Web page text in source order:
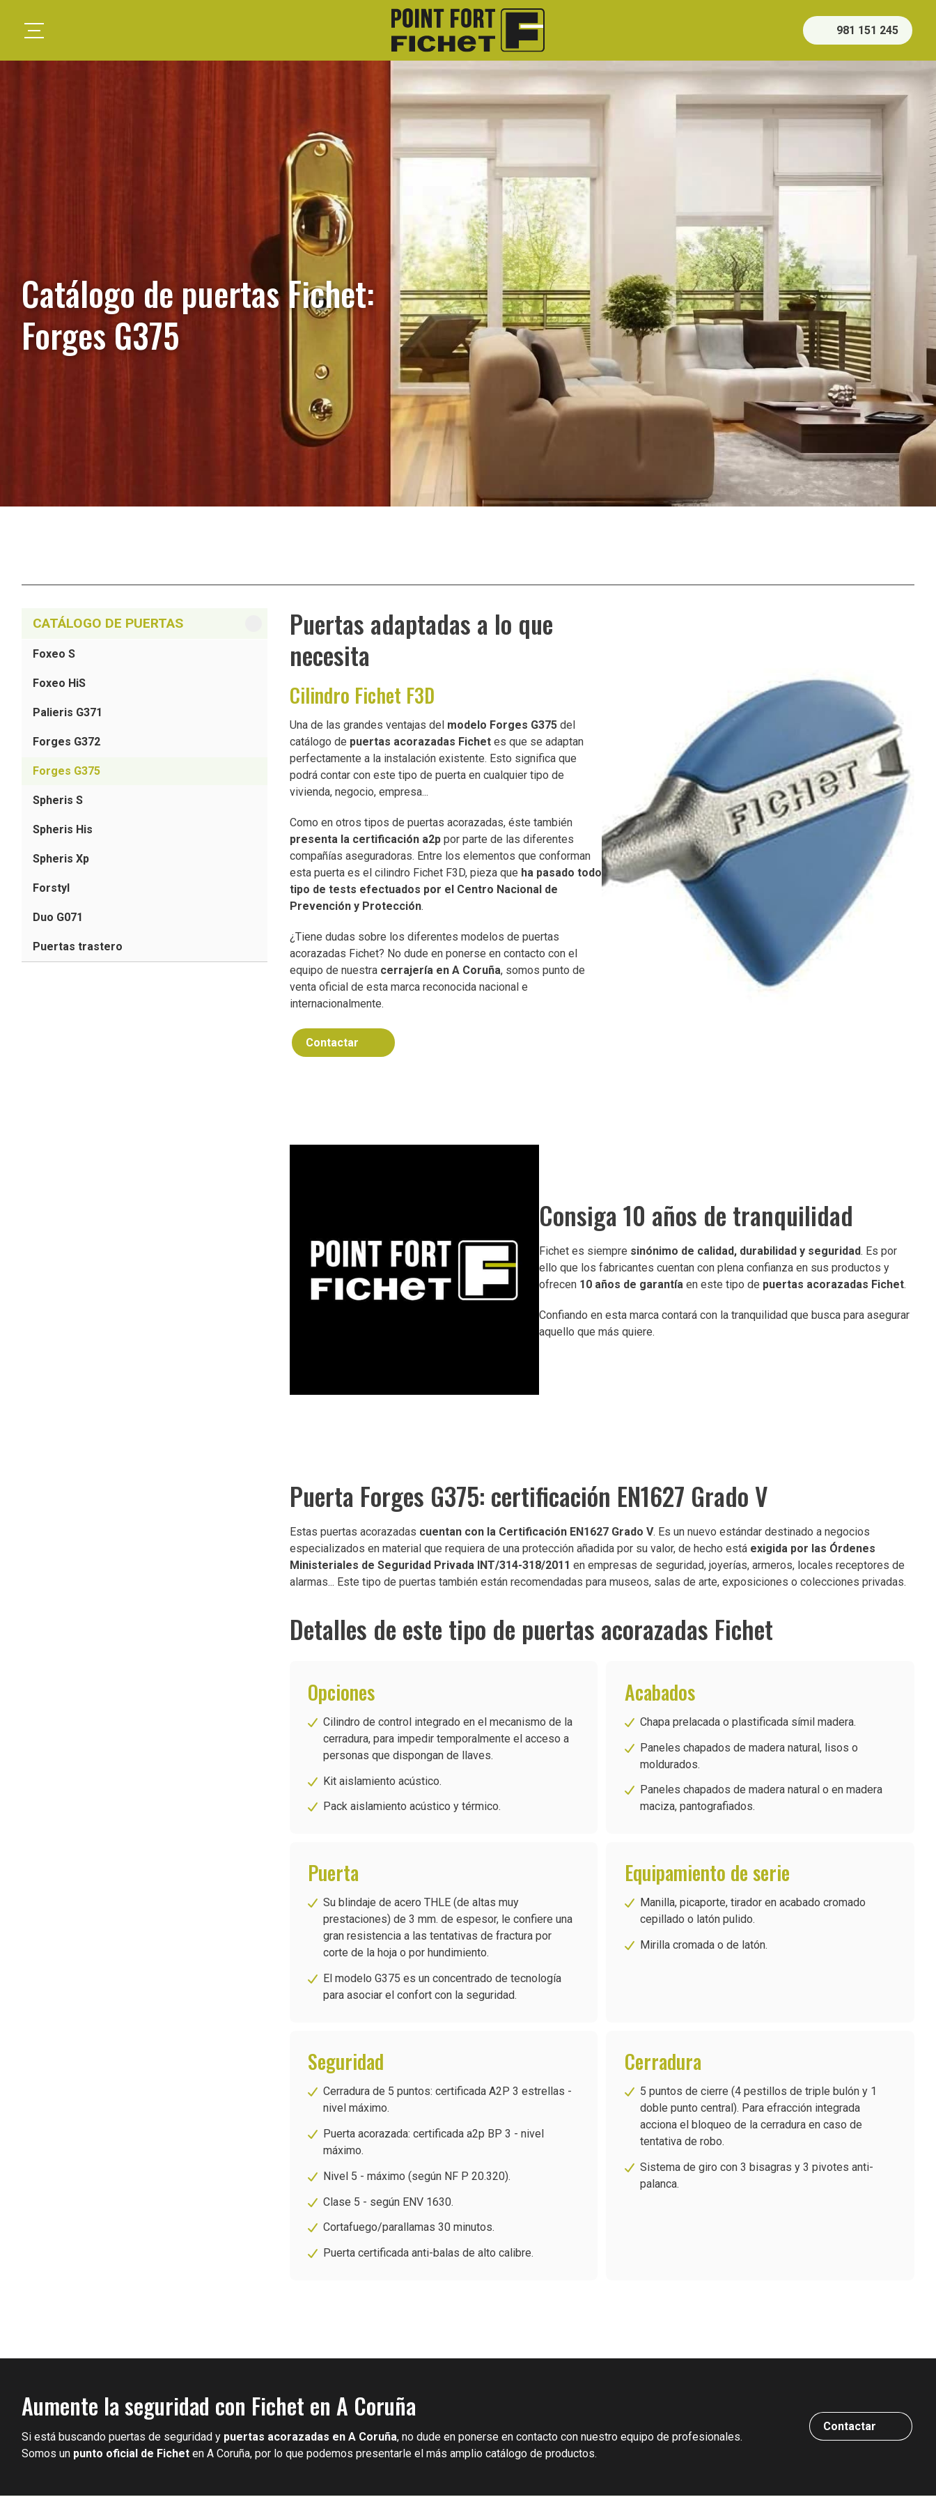
981 151 245
Catálogo de puertas Fichet:
Forges G375
CATÁLOGO DE PUERTAS
Foxeo S
Foxeo HiS
Palieris G371
Forges G372
Forges G375
Spheris S
Spheris His
Spheris Xp
Forstyl
Duo G071
Puertas trastero
Puertas adaptadas a lo que
necesita
Cilindro Fichet F3D
Una de las grandes ventajas del modelo Forges G375del
catálogo de puertas acorazadas Fichetes que se adaptan
perfectamente a la instalación existente. Esto significa que
podrá contar con este tipo de puerta en cualquier tipo de
vivienda, negocio, empresa...
Como en otros tipos de puertas acorazadas, éste también
presenta la certificación a2ppor parte de las diferentes
compañías aseguradoras. Entre los elementos que conforman
esta puerta es el cilindro Fichet F3D, pieza que ha pasado todo
tipo de tests efectuados por el Centro Nacional de
Prevención y Protección.
¿Tiene dudas sobre los diferentes modelos de puertas
acorazadas Fichet? No dude en ponerse en contacto con el
equipo de nuestra cerrajería en A Coruña, somos punto de
venta oficial de esta marca reconocida nacional e
internacionalmente.
Contactar
Consiga 10 años de tranquilidad
Fichet es siempre sinónimo de calidad, durabilidad y seguridad. Es por
ello que los fabricantes cuentan con plena confianza en sus productos y
ofrecen 10 años de garantía en este tipo de puertas acorazadas Fichet.
Confiando en esta marca contará con la tranquilidad que busca para asegurar
aquello que más quiere.
Puerta Forges G375: certificación EN1627 Grado V
Estas puertas acorazadas cuentan con la Certificación EN1627 Grado V. Es un nuevo estándar destinado a negocios
especializados en material que requiera de una protección añadida por su valor, de hecho está exigida por las Órdenes
Ministeriales de Seguridad Privada INT/314-318/2011 en empresas de seguridad, joyerías, armeros, locales receptores de
alarmas... Este tipo de puertas también están recomendadas para museos, salas de arte, exposiciones o colecciones privadas.
Detalles de este tipo de puertas acorazadas Fichet
Opciones
Cilindro de control integrado en el mecanismo de la
cerradura, para impedir temporalmente el acceso a
personas que dispongan de llaves.
Kit aislamiento acústico.
Pack aislamiento acústico y térmico.
Acabados
Chapa prelacada o plastificada símil madera.
Paneles chapados de madera natural, lisos o
moldurados.
Paneles chapados de madera natural o en madera
maciza, pantografiados.
Puerta
Su blindaje de acero THLE (de altas muy
prestaciones) de 3 mm. de espesor, le confiere una
gran resistencia a las tentativas de fractura por
corte de la hoja o por hundimiento.
El modelo G375 es un concentrado de tecnología
para asociar el confort con la seguridad.
Equipamiento de serie
Manilla, picaporte, tirador en acabado cromado
cepillado o latón pulido.
Mirilla cromada o de latón.
Seguridad
Cerradura de 5 puntos: certificada A2P 3 estrellas -
nivel máximo.
Puerta acorazada: certificada a2p BP 3 - nivel
máximo.
Nivel 5 - máximo (según NF P 20.320).
Clase 5 - según ENV 1630.
Cortafuego/parallamas 30 minutos.
Puerta certificada anti-balas de alto calibre.
Cerradura
5 puntos de cierre (4 pestillos de triple bulón y 1
doble punto central). Para efracción integrada
acciona el bloqueo de la cerradura en caso de
tentativa de robo.
Sistema de giro con 3 bisagras y 3 pivotes anti-
palanca.
Aumente la seguridad con Fichet en A Coruña
Si está buscando puertas de seguridad y puertas acorazadas en A Coruña, no dude en ponerse en contacto con nuestro equipo de profesionales.
Somos un punto oficial de Fichet en A Coruña, por lo que podemos presentarle el más amplio catálogo de productos.
Contactar